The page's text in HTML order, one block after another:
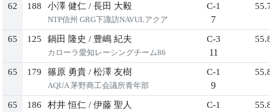
62 188 小澤 健仁 / 長田 大毅
NTP信州 GRG下諏訪NAVULアクア
C-1
7
65 125 鍋田 隆史 / 豊嶋 紀夫
カローラ愛知レーシングチーム86
C-3
11
65 179 篠原 勇貴 / 松澤 友樹
AQUA 茅野商工会議所青年部
C-1
9
65 186 村井 恒仁 / 伊藤 聖人 C-1